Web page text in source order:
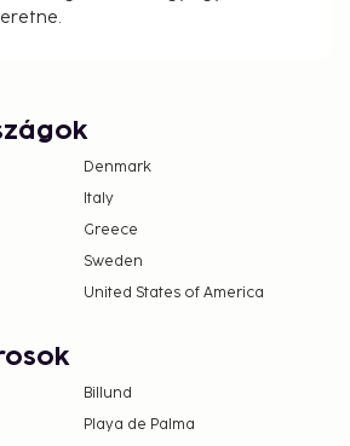
Denmark
Italy
Greece
Sweden
United States of America
Billund
Playa de Palma